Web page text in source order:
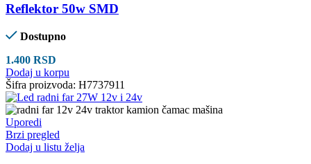
Reflektor 50w SMD
Dostupno
1.400 RSD
Dodaj u korpu
Šifra proizvoda: H7737911
Uporedi
Brzi pregled
Dodaj u listu želja